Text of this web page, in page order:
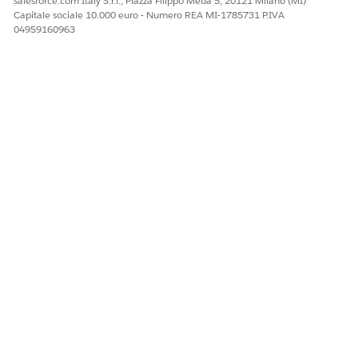
possono anche visualizzare filtri di visualizzazione elenco
dedicati nella pagina dei record Account e utilizzare le
Capitale sociale 10.000 euro - Numero REA MI-1785731 P.IVA
04959160963